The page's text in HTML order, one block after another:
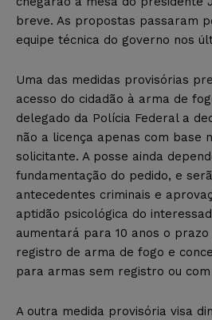
breve. As propostas passaram
equipe técnica do governo nos
Uma das medidas provisórias
acesso do cidadão à arma de
delegado da Polícia Federal a
não a licença apenas com base
solicitante. A posse ainda
fundamentação do pedido, e
antecedentes criminais e
aptidão psicológica do
aumentará para 10 anos o
registro de arma de fogo e
para armas sem registro ou
A outra medida provisória visa